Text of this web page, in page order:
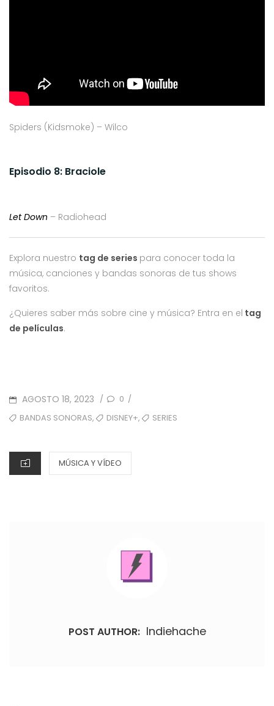
Spiders (Kidsmoke) – Wilco
Episodio 8: Braciole
Let Down – Radiohead
Explora nuestro tag de series para conocer toda la
música, canciones y bandas sonoras de tus shows
favoritos.
¿Quieres saber más sobre cine y música? Entra en el tag
de películas.
POSTED
ON
AGOSTO 18, 2023 / 0 /
TAGSBANDAS SONORAS, DISNEY+, SERIES
CATEGORIES
MÚSICA Y VÍDEO
POST AUTHOR: Indiehache